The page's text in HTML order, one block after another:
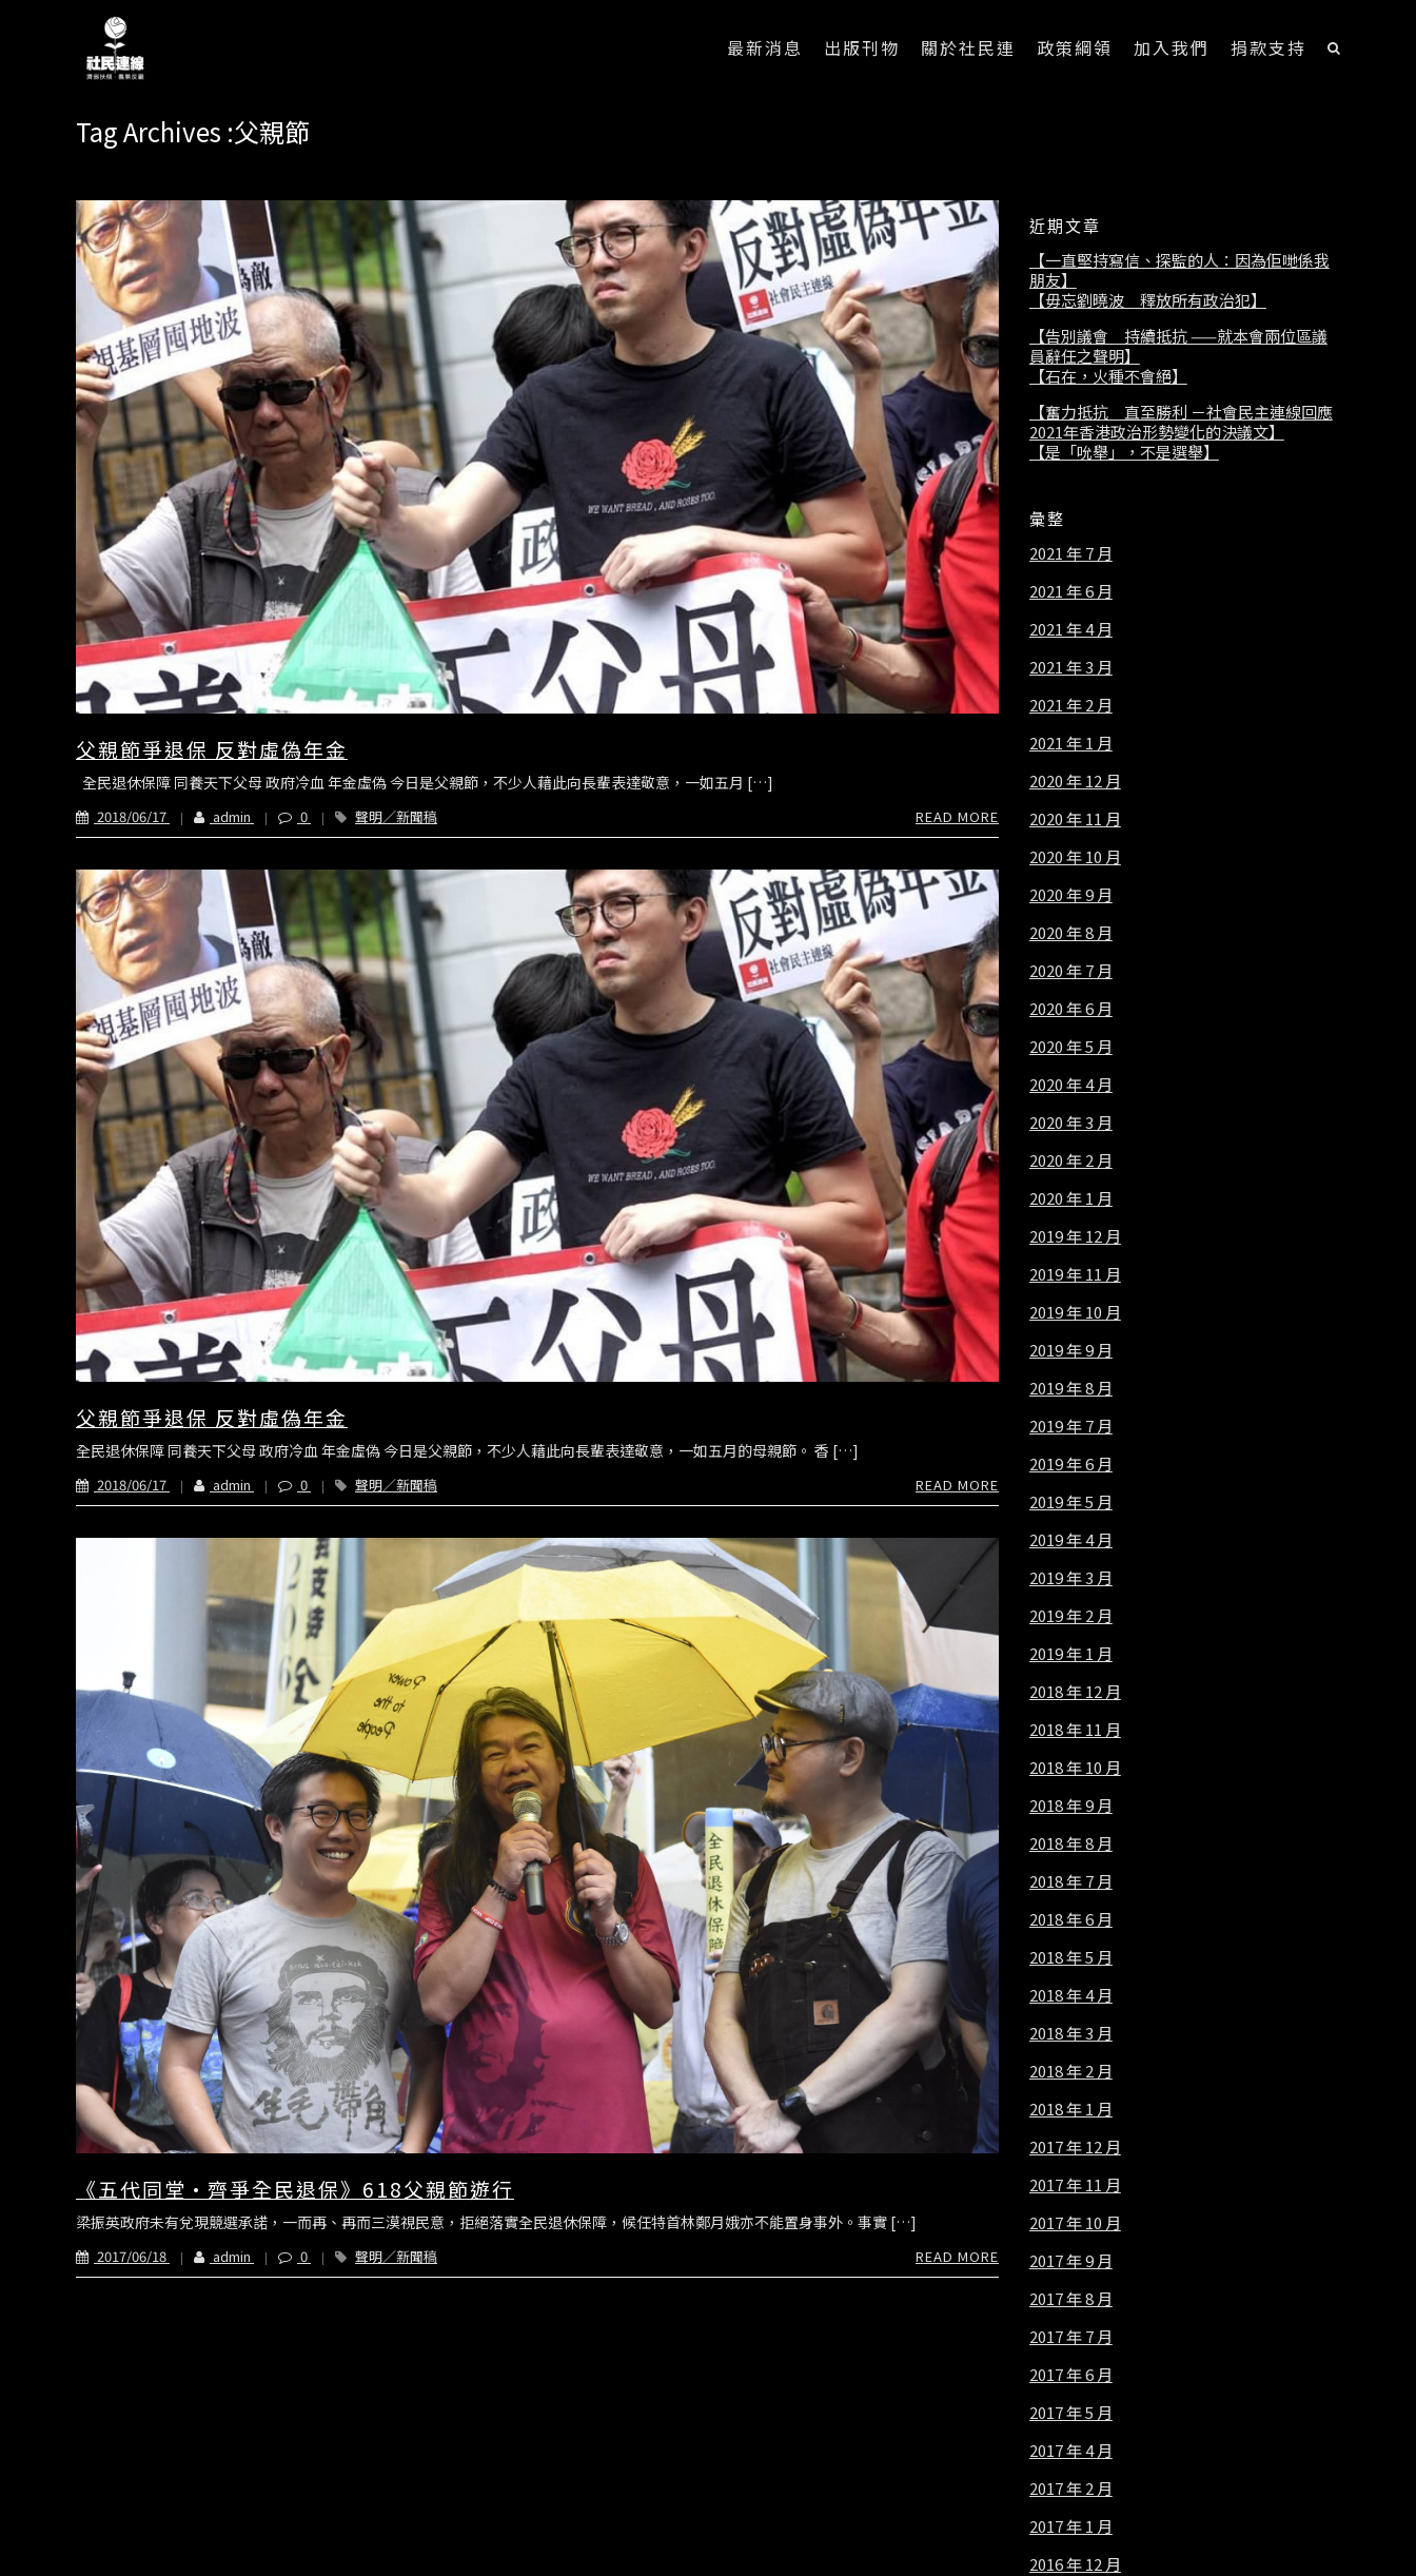
最新消息 出版刊物 關於社民連 政策綱領 加入我們 捐款支持
Tag Archives :父親節
父親節爭退保 反對虛偽年金
全民退休保障 同養天下父母 政府冷血 年金虛偽 今日是父親節，不少人藉此向長輩表達敬意，一如五月 […]
2018/06/17 admin 0 聲明／新聞稿 READ MORE
父親節爭退保 反對虛偽年金
全民退休保障 同養天下父母 政府冷血 年金虛偽 今日是父親節，不少人藉此向長輩表達敬意，一如五月的母親節。 香 […]
2018/06/17 admin 0 聲明／新聞稿 READ MORE
《五代同堂•齊爭全民退保》618父親節遊行
梁振英政府未有兌現競選承諾，一而再、再而三漠視民意，拒絕落實全民退休保障，候任特首林鄭月娥亦不能置身事外。事實 […]
2017/06/18 admin 0 聲明／新聞稿 READ MORE
近期文章
【一直堅持寫信、探監的人：因為佢哋係我
朋友】
【毋忘劉曉波 釋放所有政治犯】
【告別議會 持續抵抗 ——就本會兩位區議
員辭任之聲明】
【石在，火種不會絕】
【奮力抵抗 直至勝利 －社會民主連線回應
2021年香港政治形勢變化的決議文】
【是「吮舉」，不是選舉】
彙整
2021 年 7 月
2021 年 6 月
2021 年 4 月
2021 年 3 月
2021 年 2 月
2021 年 1 月
2020 年 12 月
2020 年 11 月
2020 年 10 月
2020 年 9 月
2020 年 8 月
2020 年 7 月
2020 年 6 月
2020 年 5 月
2020 年 4 月
2020 年 3 月
2020 年 2 月
2020 年 1 月
2019 年 12 月
2019 年 11 月
2019 年 10 月
2019 年 9 月
2019 年 8 月
2019 年 7 月
2019 年 6 月
2019 年 5 月
2019 年 4 月
2019 年 3 月
2019 年 2 月
2019 年 1 月
2018 年 12 月
2018 年 11 月
2018 年 10 月
2018 年 9 月
2018 年 8 月
2018 年 7 月
2018 年 6 月
2018 年 5 月
2018 年 4 月
2018 年 3 月
2018 年 2 月
2018 年 1 月
2017 年 12 月
2017 年 11 月
2017 年 10 月
2017 年 9 月
2017 年 8 月
2017 年 7 月
2017 年 6 月
2017 年 5 月
2017 年 4 月
2017 年 2 月
2017 年 1 月
2016 年 12 月